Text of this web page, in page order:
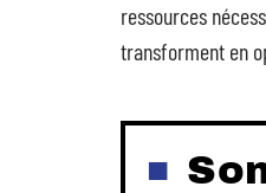
ressources
transforment en